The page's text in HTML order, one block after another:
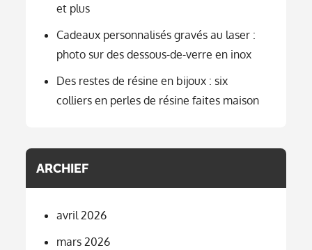
et plus
Cadeaux personnalisés gravés au laser :
photo sur des dessous-de-verre en inox
Des restes de résine en bijoux : six
colliers en perles de résine faites maison
ARCHIEF
avril 2026
mars 2026